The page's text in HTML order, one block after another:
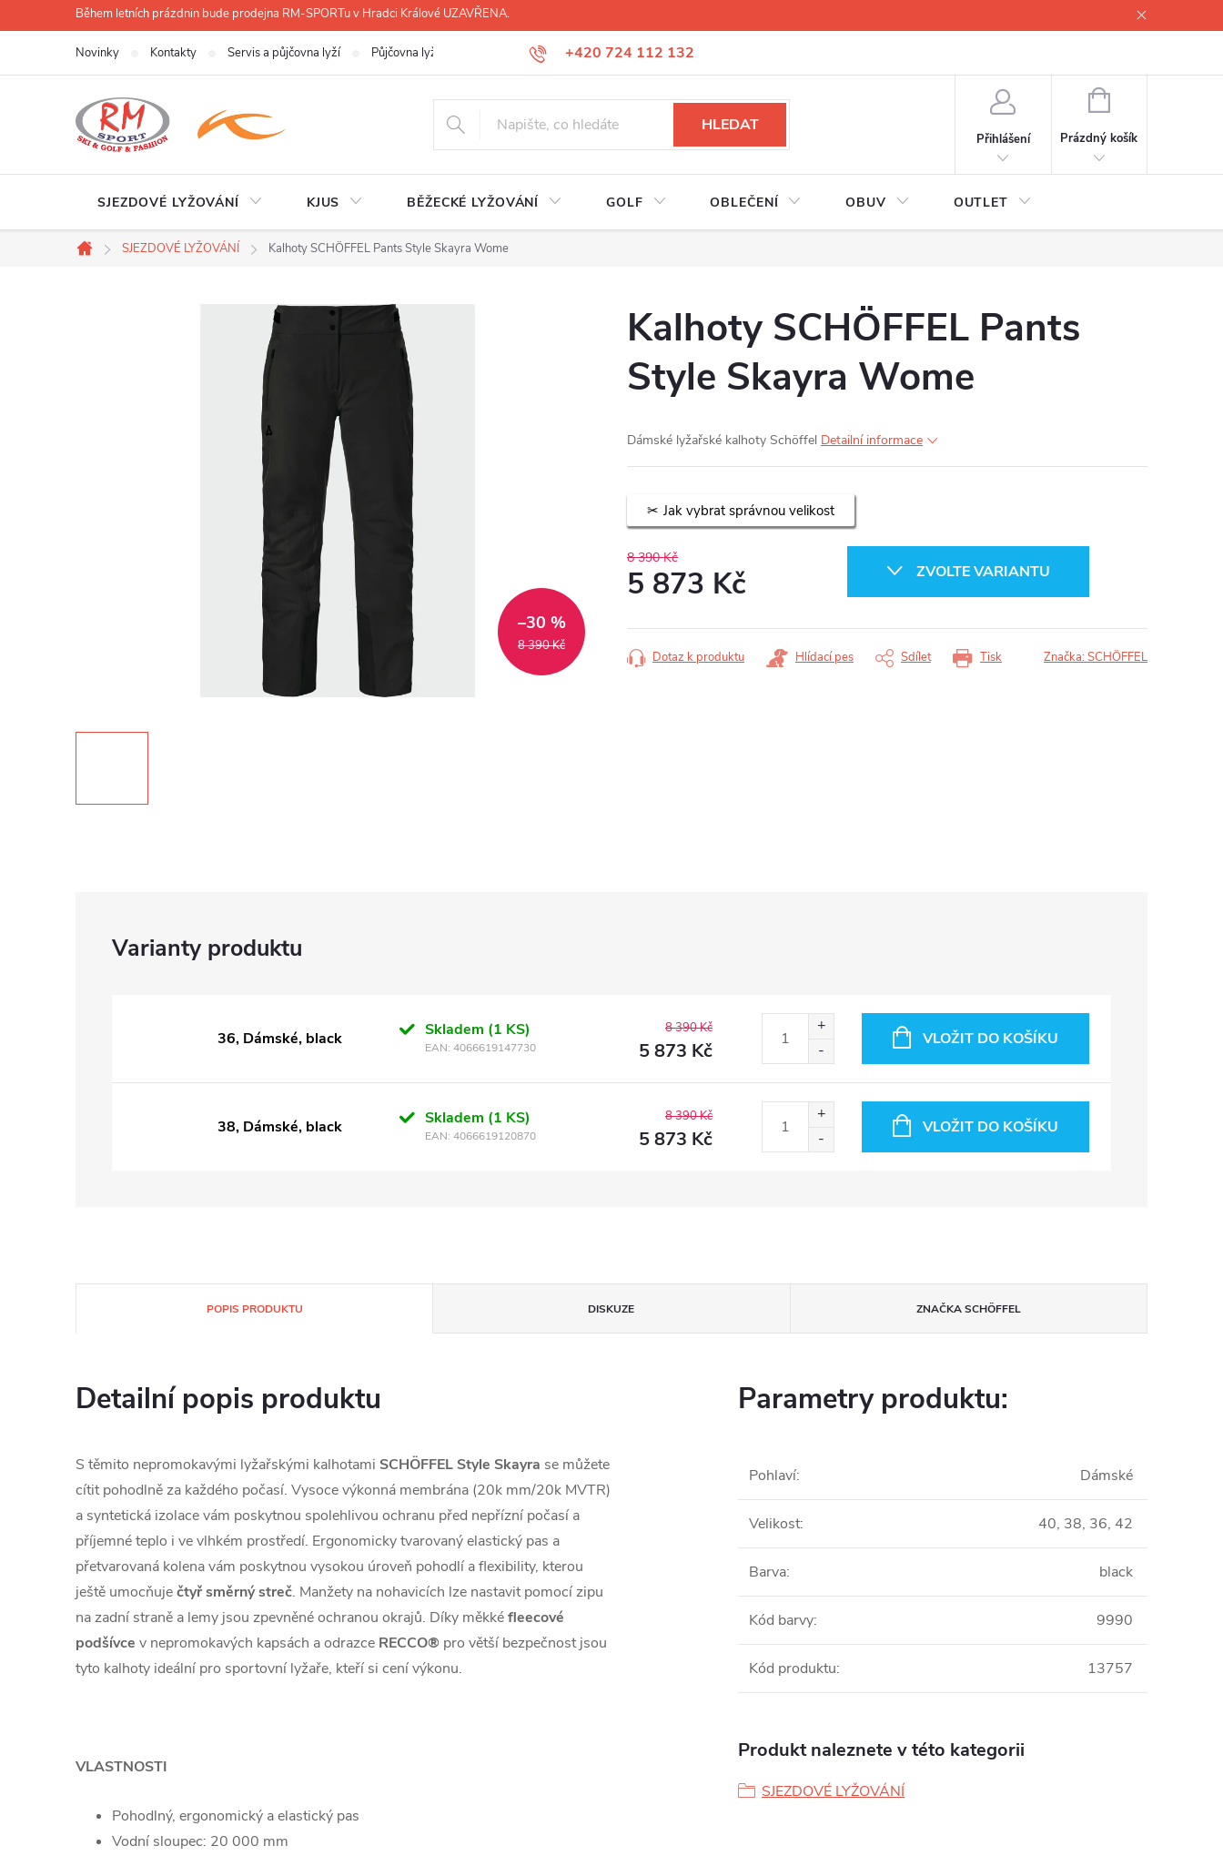
na
Během letních prázdnin bude prodejna RM-SPORTu v Hradci Králové UZAVŘENA.
+420 724 112 132
Novinky Kontakty Servis a půjčovna lyží Půjčovna lyží, lyžáků, běžek Úprava lyžáků na míru
HLEDAT
Přihlášení
NÁKUPNÍ
Prázdný košík
SJEZDOVÉ LYŽOVÁNÍ KJUS BĚŽECKÉ LYŽOVÁNÍ GOLF OBLEČENÍ OBUV OUTLET
Domů
SJEZDOVÉ LYŽOVÁNÍ Kalhoty SCHÖFFEL Pants Style Skayra Wome
8 390 Kč
–30 %
Kalhoty SCHÖFFEL Pants
Style Skayra Wome
Dámské lyžařské kalhoty Schöffel Detailní informace
Jak vybrat správnou velikost
8 390 Kč
5 873 Kč
cena:
ZVOLTE VARIANTU
Tisk
Dotaz k produktu Hlídací pes Sdílet Značka:SCHÖFFEL
36, Dámské, black Skladem (1 KS)
EAN: 4066619147730
8 390 Kč
5 873 Kč VLOŽIT DO KOŠÍKU
38, Dámské, black Skladem (1 KS)
EAN: 4066619120870
8 390 Kč
5 873 Kč VLOŽIT DO KOŠÍKU
POPIS PRODUKTU DISKUZE ZNAČKASCHÖFFEL
Detailní popis produktu
S těmito nepromokavými lyžařskými kalhotami SCHÖFFEL Style Skayra se můžete
cítit pohodlně za každého počasí. Vysoce výkonná membrána (20k mm/20k MVTR)
a syntetická izolace vám poskytnou spolehlivou ochranu před nepřízní počasí a
příjemné teplo i ve vlhkém prostředí. Ergonomicky tvarovaný elastický pas a
přetvarovaná kolena vám poskytnou vysokou úroveň pohodlí a flexibility, kterou
ještě umocňuječtyř směrný streč. Manžety na nohavicích lze nastavit pomocí zipu
na zadní straně a lemy jsou zpevněné ochranou okrajů. Díky měkkéfleecové
podšívce v nepromokavých kapsách a odrazce RECCO® pro větší bezpečnost jsou
tyto kalhoty ideální pro sportovní lyžaře, kteří si cení výkonu.
VLASTNOSTI
Pohodlný, ergonomický a elastický pas
Vodní sloupec: 20 000 mm
Parametry produktu:
Pohlaví: Dámské
Velikost: 40, 38, 36, 42
Barva: black
Kód barvy: 9990
Kód produktu: 13757
Produkt naleznete v této kategorii
SJEZDOVÉ LYŽOVÁNÍ